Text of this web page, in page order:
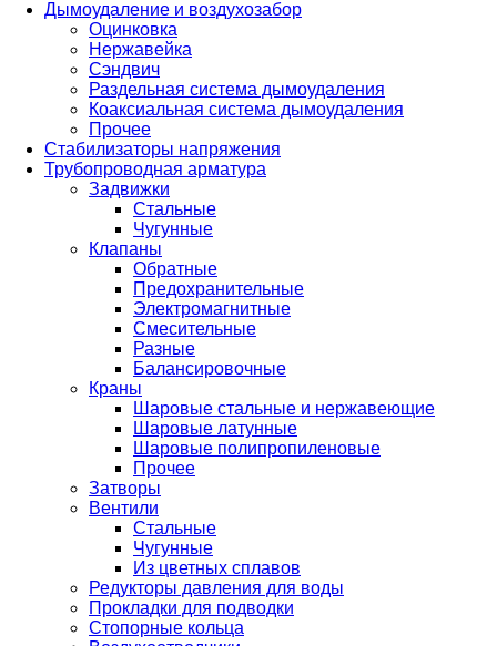
Дымоудаление и воздухозабор
Оцинковка
Нержавейка
Сэндвич
Раздельная система дымоудаления
Коаксиальная система дымоудаления
Прочее
Стабилизаторы напряжения
Трубопроводная арматура
Задвижки
Стальные
Чугунные
Клапаны
Обратные
Предохранительные
Электромагнитные
Смесительные
Разные
Балансировочные
Краны
Шаровые стальные и нержавеющие
Шаровые латунные
Шаровые полипропиленовые
Прочее
Затворы
Вентили
Стальные
Чугунные
Из цветных сплавов
Редукторы давления для воды
Прокладки для подводки
Стопорные кольца